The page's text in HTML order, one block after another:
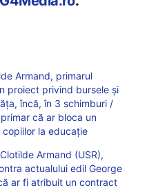
Armand, primarul
proiect privind bursele și
încă, în 3 schimburi /
că ar bloca un
la educație
Armand (USR),
actualului edil George
ar fi atribuit un contract